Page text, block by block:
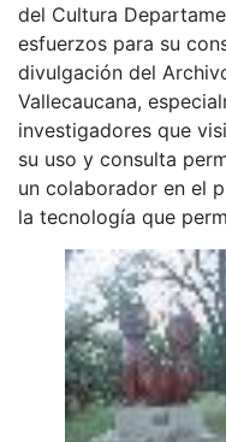
del Cultura
esfuerzos para su
divulgación del
Vallecaucana,
investigadores que
su uso y consulta
un colaborador en el
la tecnología que